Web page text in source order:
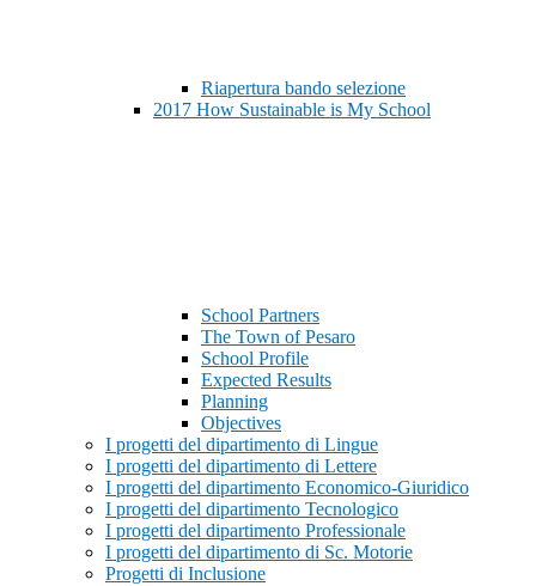
Riapertura bando selezione
2017 How Sustainable is My School
School Partners
The Town of Pesaro
School Profile
Expected Results
Planning
Objectives
I progetti del dipartimento di Lingue
I progetti del dipartimento di Lettere
I progetti del dipartimento Economico-Giuridico
I progetti del dipartimento Tecnologico
I progetti del dipartimento Professionale
I progetti del dipartimento di Sc. Motorie
Progetti di Inclusione